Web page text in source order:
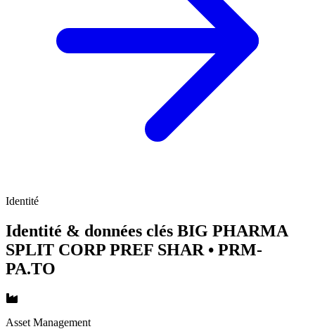
Identité
Identité & données clés BIG PHARMA
SPLIT CORP PREF SHAR • PRM-
PA.TO
Asset Management